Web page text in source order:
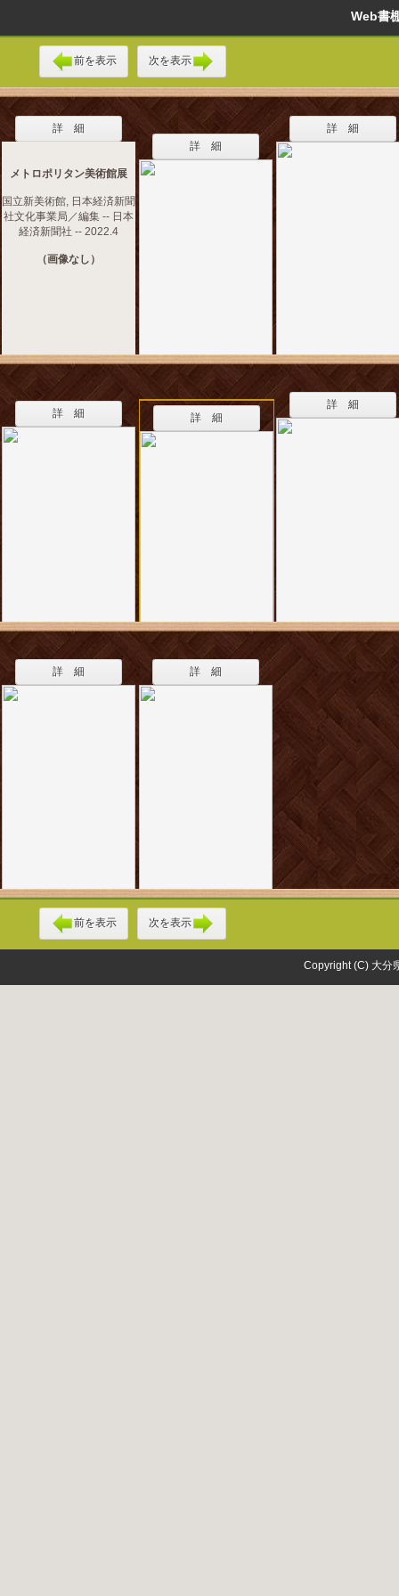
Web
前を表示 次を表示
詳 細
メトロポリタン美術館展
国立新美術館, 日本経済新聞
社文化事業局／編集 -- 日本
経済新聞社 -- 2022.4
（画像なし）
詳 細
詳 細
詳 細 詳 細
詳 細
詳 細 詳 細
前を表示 次を表示
Copyright (C) 大分